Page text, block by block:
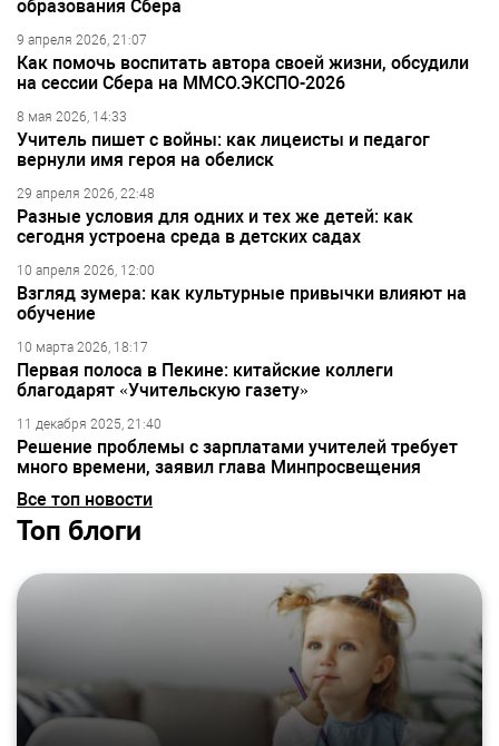
образования Сбера
9 апреля 2026, 21:07
Как помочь воспитать автора своей жизни, обсудили
на сессии Сбера на ММСО.ЭКСПО-2026
8 мая 2026, 14:33
Учитель пишет с войны: как лицеисты и педагог
вернули имя героя на обелиск
29 апреля 2026, 22:48
Разные условия для одних и тех же детей: как
сегодня устроена среда в детских садах
10 апреля 2026, 12:00
Взгляд зумера: как культурные привычки влияют на
обучение
10 марта 2026, 18:17
Первая полоса в Пекине: китайские коллеги
благодарят «Учительскую газету»
11 декабря 2025, 21:40
Решение проблемы с зарплатами учителей требует
много времени, заявил глава Минпросвещения
Все топ новости
Топ блоги